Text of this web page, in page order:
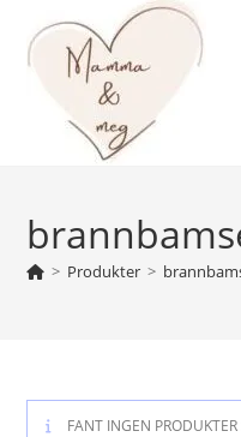
content
> Produkter >
FANT INGEN